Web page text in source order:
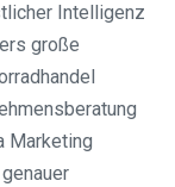
Intelligenz
große
Marketing